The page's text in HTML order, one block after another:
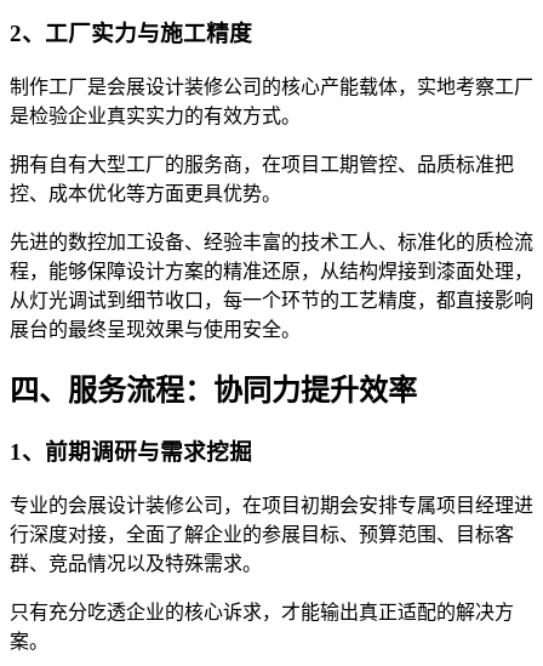
2、工厂实力与施工精度
制作工厂是会展设计装修公司的核心产能载体，实地考察工厂
是检验企业真实实力的有效方式。
拥有自有大型工厂的服务商，在项目工期管控、品质标准把
控、成本优化等方面更具优势。
先进的数控加工设备、经验丰富的技术工人、标准化的质检流
程，能够保障设计方案的精准还原，从结构焊接到漆面处理，
从灯光调试到细节收口，每一个环节的工艺精度，都直接影响
展台的最终呈现效果与使用安全。
四、服务流程：协同力提升效率
1、前期调研与需求挖掘
专业的会展设计装修公司，在项目初期会安排专属项目经理进
行深度对接，全面了解企业的参展目标、预算范围、目标客
群、竞品情况以及特殊需求。
只有充分吃透企业的核心诉求，才能输出真正适配的解决方
案。